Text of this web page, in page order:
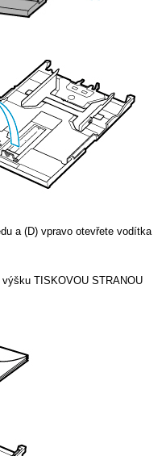
a (D) vpravo otevřete vodítka
TISKOVOU STRANOU